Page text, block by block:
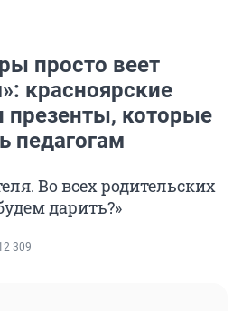
просто веет
красноярские
которые
педагогам
Во всех родительских
дарить?»
309